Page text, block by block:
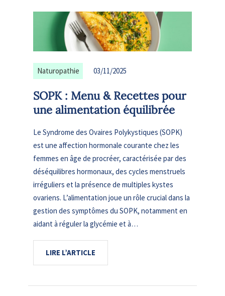
Naturopathie 03/11/2025
SOPK : Menu & Recettes pour
une alimentation équilibrée
Le Syndrome des Ovaires Polykystiques (SOPK)
est une affection hormonale courante chez les
femmes en âge de procréer, caractérisée par des
déséquilibres hormonaux, des cycles menstruels
irréguliers et la présence de multiples kystes
ovariens. L’alimentation joue un rôle crucial dans la
gestion des symptômes du SOPK, notamment en
aidant à réguler la glycémie et à…
LIRE L’ARTICLE